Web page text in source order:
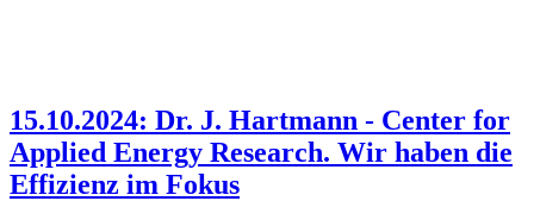
15.10.2024: Dr. J. Hartmann - Center for
Applied Energy Research. Wir haben die
Effizienz im Fokus